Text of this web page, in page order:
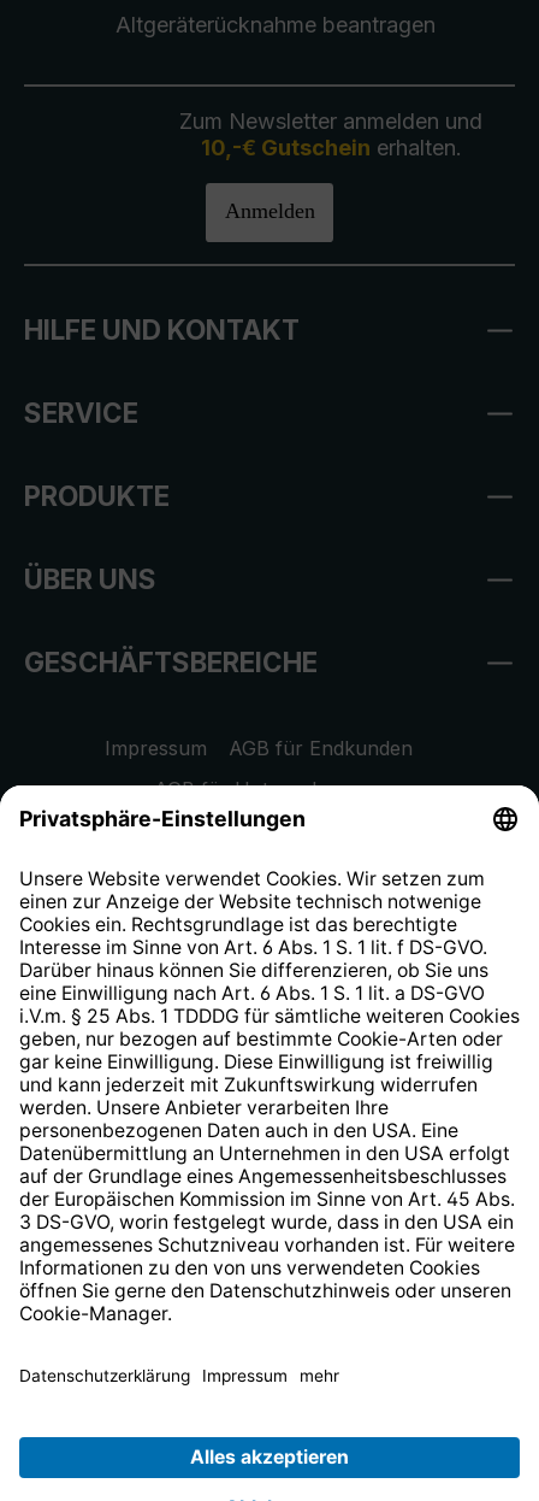
Altgeräterücknahmebeantragen
Zum Newsletter anmelden und
10,-€ Gutschein erhalten.
Anmelden
HILFE UND KONTAKT
SERVICE
PRODUKTE
ÜBER UNS
GESCHÄFTSBEREICHE
Impressum
AGB für Endkunden
AGB für Unternehmen
Datenschutzhinweis
Widerrufsrecht
Hinweisgeberschutzsystem
Barrierefreiheit
* Alle Preise inkl. gesetzl. Mehrwertsteuer zzgl.
anders angegeben.
© 2026 TechniSat Digital GmbH